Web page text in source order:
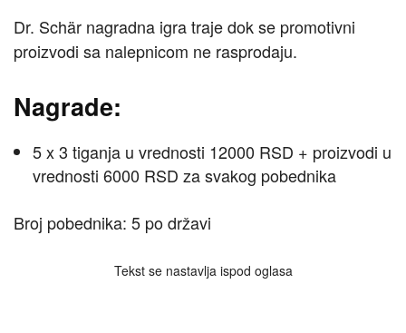
Dr. Schär nagradna igra traje dok se promotivni
proizvodi sa nalepnicom ne rasprodaju.
Nagrade:
5 x 3 tiganja u vrednosti 12000 RSD + proizvodi u
vrednosti 6000 RSD za svakog pobednika
Broj pobednika: 5 po državi
Tekst se nastavlja ispod oglasa